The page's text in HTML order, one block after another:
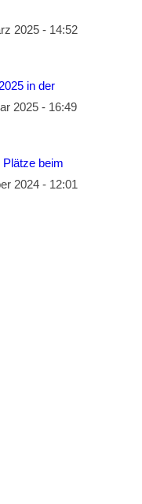
2025 - 14:52
in der
2025 - 16:49
Plätze beim
2024 - 12:01